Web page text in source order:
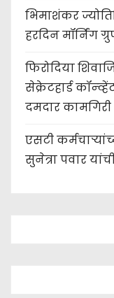
भिमाशंकर
हरदिन मॉर्निंग
फिरोदिया
सेक्रेटहार्ड
दमदार कामगिरी
एसटी
सुनेत्रा पवार